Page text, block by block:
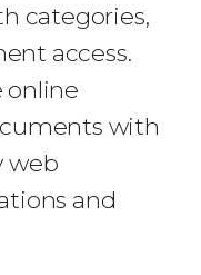
categories,
access.
online
with
web
and